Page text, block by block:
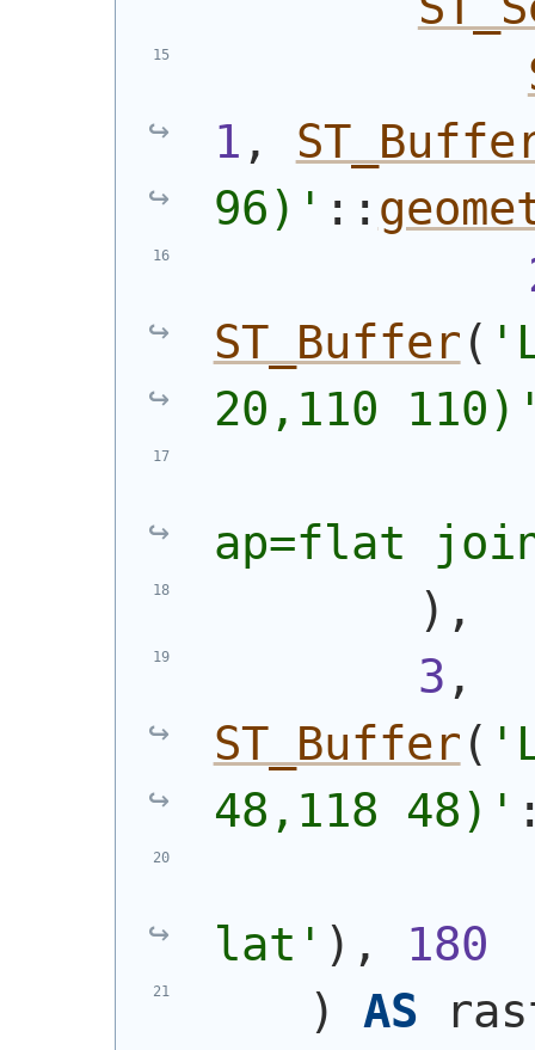
1 ,
96) ' ::
ST_Buffer ( '
20,110 110)
ap=flat
) ,
3
ST_Buffer ( '
48,118 48) '
lat' ) , 180
)
AS